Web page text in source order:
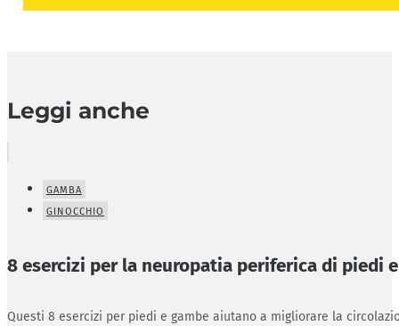
Leggi anche
GAMBA
GINOCCHIO
8 esercizi per la neuropatia periferica di piedi
Questi 8 esercizi per piedi e gambe aiutano a migliorare la